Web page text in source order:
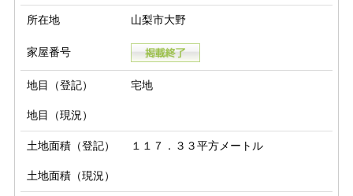
所在地 山梨市大野
家屋番号
地目（登記） 宅地
地目（現況）
土地面積（登記） １１７．３３平方メートル
土地面積（現況）